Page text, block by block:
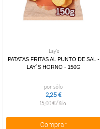
Lay's
PATATAS FRITAS AL PUNTO DE SAL -
LAY´S HORNO - 150G
por sólo
2,25 €
15,00 €/Kilo
Comprar